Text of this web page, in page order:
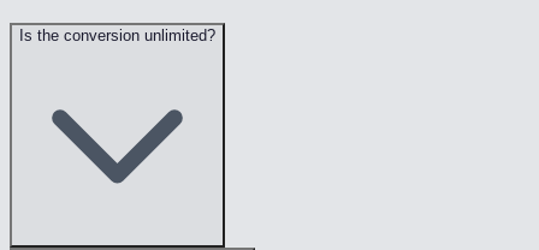
Is the conversion unlimited?